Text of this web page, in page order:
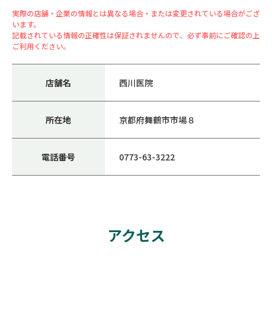
実際の店舗・企業の情報とは異なる場合・または変更されている場合がござ
います。
記載されている情報の正確性は保証されませんので、必ず事前にご確認の上
ご利用ください。
店舗名 西川医院
所在地 京都府舞鶴市市場８
電話番号 0773-63-3222
アクセス